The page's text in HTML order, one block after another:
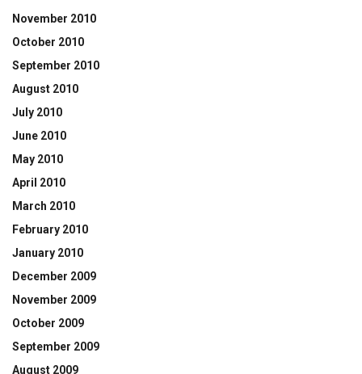
November 2010
October 2010
September 2010
August 2010
July 2010
June 2010
May 2010
April 2010
March 2010
February 2010
January 2010
December 2009
November 2009
October 2009
September 2009
August 2009